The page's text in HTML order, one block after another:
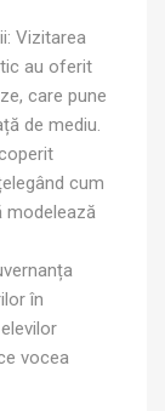
Vizitarea
au oferit
care pune
de mediu.
cum
modelează
în
vocea